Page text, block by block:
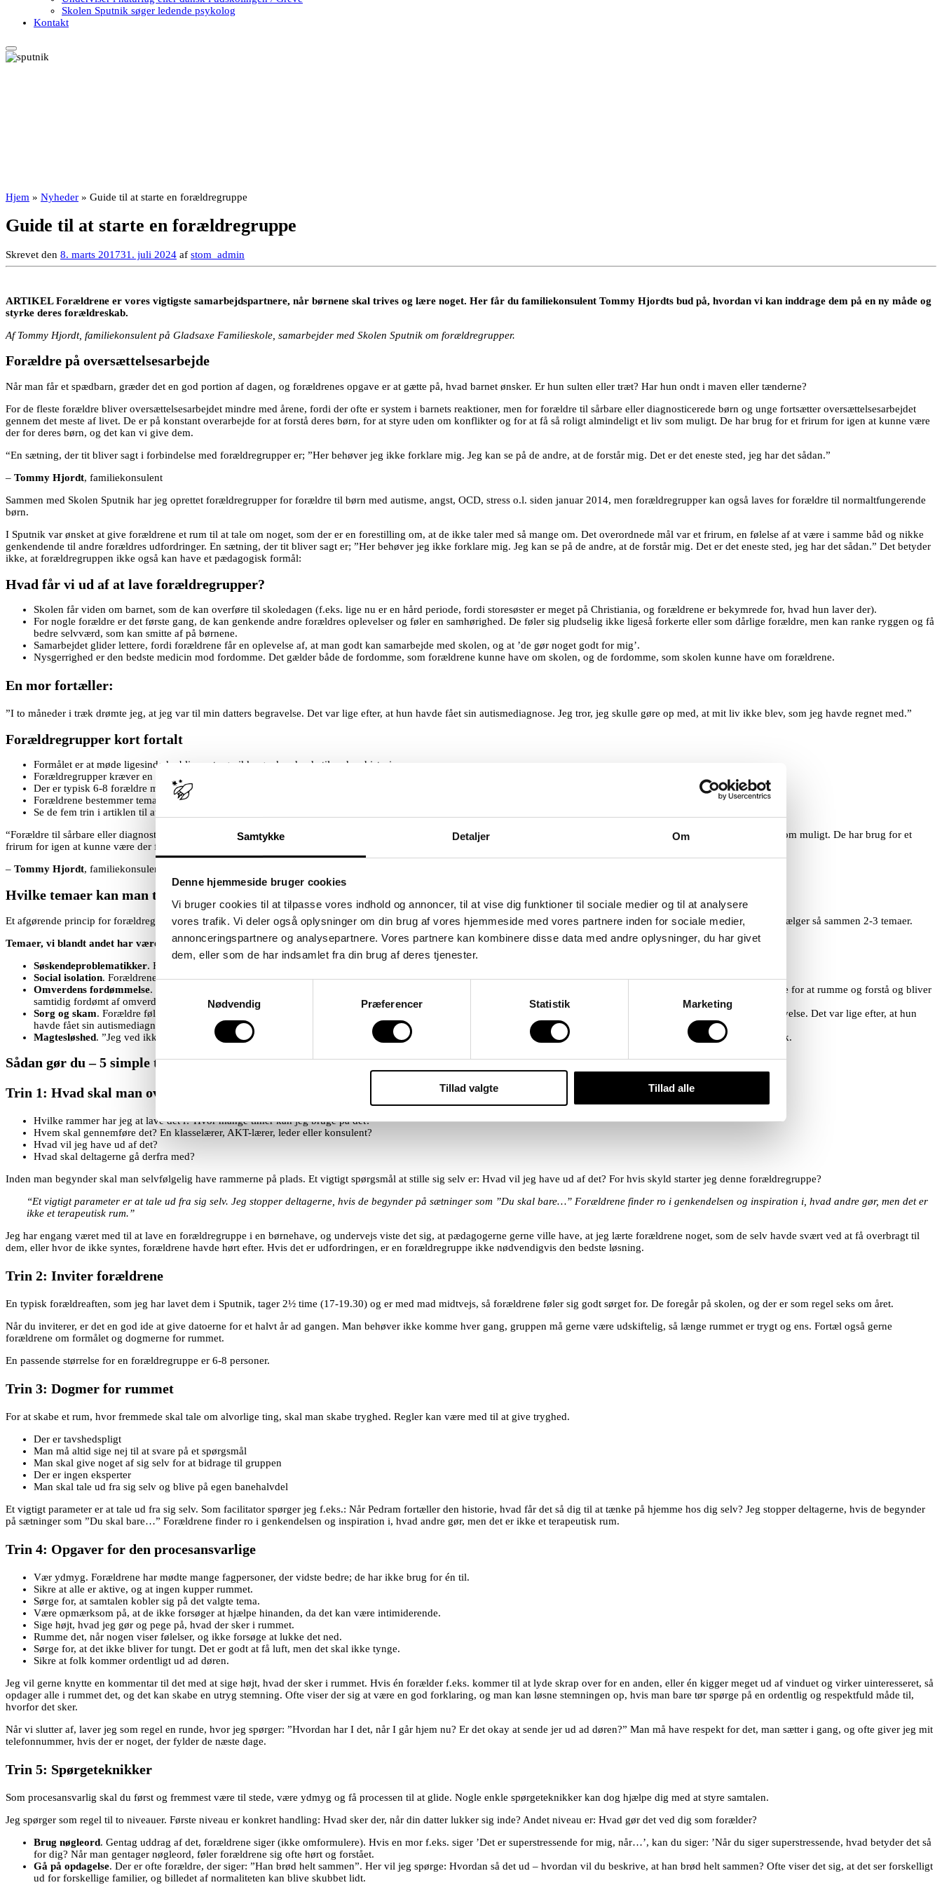
Samtykke Detaljer Om
Denne hjemmeside bruger cookies
Vi bruger cookies til at tilpasse vores indhold og annoncer, til at vise dig funktioner til sociale medier og til at analysere
vores trafik. Vi deler også oplysninger om din brug af vores hjemmeside med vores partnere inden for sociale medier,
annonceringspartnere og analysepartnere. Vores partnere kan kombinere disse data med andre oplysninger, du har givet
dem, eller som de har indsamlet fra din brug af deres tjenester.
Nødvendig
Præferencer Statistik Marketing
Tillad valgte Tillad alle
Skolen Sputnik søger ledende psykolog
Kontakt
Hjem » Nyheder » Guide til at starte en forældregruppe
Guide til at starte en forældregruppe
Skrevet den 8. marts 201731. juli 2024 af stom_admin
ARTIKEL Forældrene er vores vigtigste samarbejdspartnere, når børnene skal trives og lære noget. Her får du familiekonsulent Tommy Hjordts bud på, hvordan vi kan inddrage dem på en ny måde og
styrke deres forældreskab.
Af Tommy Hjordt, familiekonsulent på Gladsaxe Familieskole, samarbejder med Skolen Sputnik om forældregrupper.
Forældre på oversættelsesarbejde
Når man får et spædbarn, græder det en god portion af dagen, og forældrenes opgave er at gætte på, hvad barnet ønsker. Er hun sulten eller træt? Har hun ondt i maven eller tænderne?
For de fleste forældre bliver oversættelsesarbejdet mindre med årene, fordi der ofte er system i barnets reaktioner, men for forældre til sårbare eller diagnosticerede børn og unge fortsætter oversættelsesarbejdet
gennem det meste af livet. De er på konstant overarbejde for at forstå deres børn, for at styre uden om konflikter og for at få så roligt almindeligt et liv som muligt. De har brug for et frirum for igen at kunne være
der for deres børn, og det kan vi give dem.
“En sætning, der tit bliver sagt i forbindelse med forældregrupper er; ”Her behøver jeg ikke forklare mig. Jeg kan se på de andre, at de forstår mig. Det er det eneste sted, jeg har det sådan.”
– Tommy Hjordt, familiekonsulent
Sammen med Skolen Sputnik har jeg oprettet forældregrupper for forældre til børn med autisme, angst, OCD, stress o.l. siden januar 2014, men forældregrupper kan også laves for forældre til normaltfungerende
børn.
I Sputnik var ønsket at give forældrene et rum til at tale om noget, som der er en forestilling om, at de ikke taler med så mange om. Det overordnede mål var et frirum, en følelse af at være i samme båd og nikke
genkendende til andre forældres udfordringer. En sætning, der tit bliver sagt er; ”Her behøver jeg ikke forklare mig. Jeg kan se på de andre, at de forstår mig. Det er det eneste sted, jeg har det sådan.” Det betyder
ikke, at forældregruppen ikke også kan have et pædagogisk formål:
Hvad får vi ud af at lave forældregrupper?
​Skolen får viden om barnet, som de kan overføre til skoledagen (f.eks. lige nu er en hård periode, fordi storesøster er meget på Christiania, og forældrene er bekymrede for, hvad hun laver der).
​For nogle forældre er det første gang, de kan genkende andre forældres oplevelser og føler en samhørighed. De føler sig pludselig ikke ligeså forkerte eller som dårlige forældre, men kan ranke ryggen og få
bedre selvværd, som kan smitte af på børnene.
​Samarbejdet glider lettere, fordi forældrene får en oplevelse af, at man godt kan samarbejde med skolen, og at ’de gør noget godt for mig’.
​Nysgerrighed er den bedste medicin mod fordomme. Det gælder både de fordomme, som forældrene kunne have om skolen, og de fordomme, som skolen kunne have om forældrene.
En mor fortæller:
”I to måneder i træk drømte jeg, at jeg var til min datters begravelse. Det var lige efter, at hun havde fået sin autismediagnose. Jeg tror, jeg skulle gøre op med, at mit liv ikke blev, som jeg havde regnet med.”​
Forældregrupper kort fortalt​
For​målet er at møde ligesindede, blive set og nikke genkendende til andres historier.
Forældregrupper kræver en facilitator og lykkes bedst med en meget klart defineret ramme.
Der er typisk 6-8 forældre med i en gruppe, som mødes en aften ca. 6 gane om året.
Forældrene bestemmer temaerne, og skolens rolle er at facilitere (evt. med opstartshjælp udefra).
Se de fem trin i artiklen til at starte en forældregruppe.
“Forældre til sårbare eller diagnosticerede børn og unge er på konstant overarbejde for at forstå deres børn, for at styre uden om konflikter og for at få så roligt almindeligt et liv som muligt. De har brug for et
frirum for igen at kunne være der for deres børn, og det kan vi give dem.​”
– Tommy Hjordt, familiekonsulent
Hvilke temaer kan man tale om?
Et afgørende princip for forældregrupperne er, at det er forældrene selv, der bestemmer temaerne. Jeg starter gerne en aften med at spørge forældrene, hvad de vil tale om, og de vælger så sammen 2-3 temaer.
Temaer, vi blandt andet har været omkring på Skolen Sputnik:
Søskendeproblematikker. Hvordan er det at være søskende til et diagnosticeret barn? Dilemmaer for forældrene, når de tager særlige hensyn til den ene.
Social isolation. Forældrene holder sig ofte væk fra sociale arrangementer hos både venner og familie, fordi det er for svært. Nogle familier har aldrig været ude at rejse.
Omverdens fordømmelse. Forældrene oplever, at selv nære venner siger til dem ’Du skal bare opdrage hende’ eller ’Det er nok fordi du er for blød’. Man er på overarbejde for at rumme og forstå og bliver
samtidig fordømt af omverdenen.
Sorg og skam. Forældre føler sorg over at have fået et barn, der ikke var som håbet. En mor fortæller f.eks.: ”I to måneder i træk drømte jeg, at jeg var til min datters begravelse. Det var lige efter, at hun
havde fået sin autismediagnose. Jeg tror, jeg skulle gøre op med, at mit liv ikke blev, som jeg havde regnet med.”
Magtesløshed. ”Jeg ved ikke, hvad jeg skal stille op med mit eget barn”. Forskellige fagpersoner giver forskellige råd, og man er evigt usikker på, om man gør det godt nok.
Sådan gør du – 5 simple trin til din egen forældregruppe
Trin 1: Hvad skal man overveje, inden man laver en forældregruppe?
Hvilke rammer har jeg at lave det i? Hvor mange timer kan jeg bruge på det?
Hvem skal gennemføre det? En klasselærer, AKT-lærer, leder eller konsulent?
Hvad vil jeg have ud af det?
Hvad skal deltagerne gå derfra med?
Inden man begynder skal man selvfølgelig have rammerne på plads. Et vigtigt spørgsmål at stille sig selv er: Hvad vil jeg have ud af det? For hvis skyld starter jeg denne forældregruppe?
“Et vigtigt parameter er at tale ud fra sig selv. Jeg stopper deltagerne, hvis de begynder på sætninger som ”Du skal bare…” Forældrene finder ro i genkendelsen og inspiration i, hvad andre gør, men det er
ikke et terapeutisk rum.”
Jeg har engang været med til at lave en forældregruppe i en børnehave, og undervejs viste det sig, at pædagogerne gerne ville have, at jeg lærte forældrene noget, som de selv havde svært ved at få overbragt til
dem, eller hvor de ikke syntes, forældrene havde hørt efter. Hvis det er udfordringen, er en forældregruppe ikke nødvendigvis den bedste løsning.
Trin 2: Inviter forældrene
En typisk forældreaften, som jeg har lavet dem i Sputnik, tager 2½ time (17-19.30) og er med mad midtvejs, så forældrene føler sig godt sørget for. De foregår på skolen, og der er som regel seks om året.
Når du inviterer, er det en god ide at give datoerne for et halvt år ad gangen. Man behøver ikke komme hver gang, gruppen må gerne være udskiftelig, så længe rummet er trygt og ens. Fortæl også gerne
forældrene om formålet og dogmerne for rummet.
En passende størrelse for en forældregruppe er 6-8 personer.
Trin 3: Dogmer for rummet
For at skabe et rum, hvor fremmede skal tale om alvorlige ting, skal man skabe tryghed. Regler kan være med til at give tryghed.
​Der er tavshedspligt
​Man må altid sige nej til at svare på et spørgsmål
​Man skal give noget af sig selv for at bidrage til gruppen
​Der er ingen eksperter
​Man skal tale ud fra sig selv og blive på egen banehalvdel
Et vigtigt parameter er at tale ud fra sig selv. Som facilitator spørger jeg f.eks.: Når Pedram fortæller den historie, hvad får det så dig til at tænke på hjemme hos dig selv? Jeg stopper deltagerne, hvis de begynder
på sætninger som ”Du skal bare…” Forældrene finder ro i genkendelsen og inspiration i, hvad andre gør, men det er ikke et terapeutisk rum.
Trin 4: Opgaver for den procesansvarlige
Vær ydmyg. Forældrene har mødte mange fagpersoner, der vidste bedre; de har ikke brug for én til.
Sikre at alle er aktive, og at ingen kupper rummet.
Sørge for, at samtalen kobler sig på det valgte tema.
Være opmærksom på, at de ikke forsøger at hjælpe hinanden, da det kan være intimiderende.
Sige højt, hvad jeg gør og pege på, hvad der sker i rummet.
Rumme det, når nogen viser følelser, og ikke forsøge at lukke det ned.
Sørge for, at det ikke bliver for tungt. Det er godt at få luft, men det skal ikke tynge.
Sikre at folk kommer ordentligt ud ad døren.
Jeg vil gerne knytte en kommentar til det med at sige højt, hvad der sker i rummet. Hvis én forælder f.eks. kommer til at lyde skrap over for en anden, eller én kigger meget ud af vinduet og virker uinteresseret, så
opdager alle i rummet det, og det kan skabe en utryg stemning. Ofte viser der sig at være en god forklaring, og man kan løsne stemningen op, hvis man bare tør spørge på en ordentlig og respektfuld måde til,
hvorfor det sker.
Når vi slutter af, laver jeg som regel en runde, hvor jeg spørger: ”Hvordan har I det, når I går hjem nu? Er det okay at sende jer ud ad døren?” Man må have respekt for det, man sætter i gang, og ofte giver jeg mit
telefonnummer, hvis der er noget, der fylder de næste dage.
Trin 5: Spørgeteknikker
Som procesansvarlig skal du først og fremmest være til stede, være ydmyg og få processen til at glide. Nogle enkle spørgeteknikker kan dog hjælpe dig med at styre samtalen.
Jeg spørger som regel til to niveauer. Første niveau er konkret handling: Hvad sker der, når din datter lukker sig inde? Andet niveau er: Hvad gør det ved dig som forælder?
Brug nøgleord. Gentag uddrag af det, forældrene siger (ikke omformulere). Hvis en mor f.eks. siger ’Det er superstressende for mig, når…’, kan du siger: ’Når du siger superstressende, hvad betyder det så
for dig? Når man gentager nøgleord, føler forældrene sig ofte hørt og forstået.
Gå på opdagelse. Der er ofte forældre, der siger: ”Han brød helt sammen”. Her vil jeg spørge: Hvordan så det ud – hvordan vil du beskrive, at han brød helt sammen? Ofte viser det sig, at det ser forskelligt
ud for forskellige familier, og billedet af normaliteten kan blive skubbet lidt.